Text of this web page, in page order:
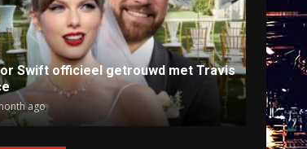
klaagt Kim Kardashian aan om
ago
Anti-
9